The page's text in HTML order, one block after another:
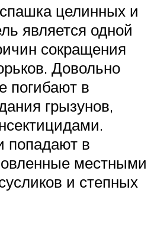
целинных и
является одной
сокращения
Довольно
погибают в
грызунов,
попадают в
местными
и степных